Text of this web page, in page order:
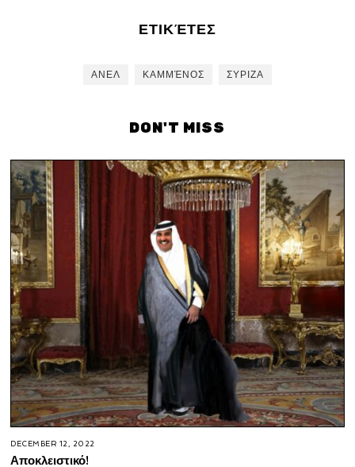
ΕΤΙΚΈΤΕΣ
ΑΝΕΛ ΚΑΜΜΈΝΟΣ ΣΥΡΙΖΑ
DON'T MISS
DECEMBER 12, 2022
Αποκλειστικό!